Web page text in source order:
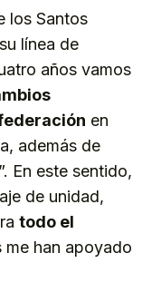
los Santos
línea de
años vamos
en
además de
En este sentido,
de unidad,
todo el
me han apoyado